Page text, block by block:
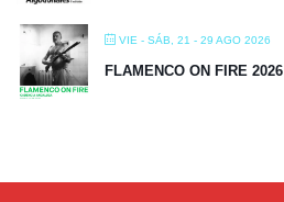
VIE - SÁB, 21 - 29 AGO 2026
FLAMENCO ON FIRE 2026